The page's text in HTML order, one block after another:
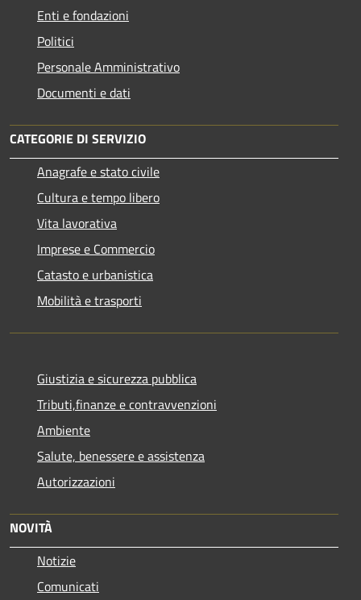
Enti e fondazioni
Politici
Personale Amministrativo
Documenti e dati
CATEGORIE DI SERVIZIO
Anagrafe e stato civile
Cultura e tempo libero
Vita lavorativa
Imprese e Commercio
Catasto e urbanistica
Mobilità e trasporti
Giustizia e sicurezza pubblica
Tributi,finanze e contravvenzioni
Ambiente
Salute, benessere e assistenza
Autorizzazioni
NOVITÀ
Notizie
Comunicati